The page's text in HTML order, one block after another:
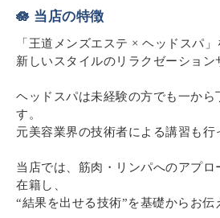
🪷 当店の特徴
「王道メンズエステ × ヘッドスパ」
新しいスタイルのリラクゼーション
ヘッドスパは未経験の方でも一から
す。
元美容業界の技術者による講習も行
当店では、筋肉・リンパへのアプ
在籍し、
“結果を出せる技術”を基礎からお伝